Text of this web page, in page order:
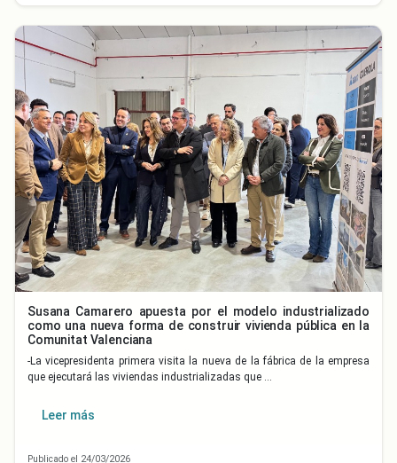
Susana Camarero apuesta por el modelo industrializado
como una nueva forma de construir vivienda pública en la
Comunitat Valenciana
-La vicepresidenta primera visita la nueva de la fábrica de la empresa
que ejecutará las viviendas industrializadas que …
Leer más
Publicado el 24/03/2026